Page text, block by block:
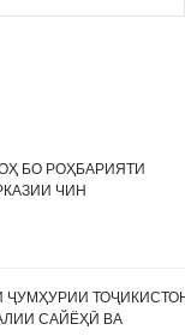
БО РОҲБАРИЯТИ
ЧИН
САЙЁҲӢ ВА